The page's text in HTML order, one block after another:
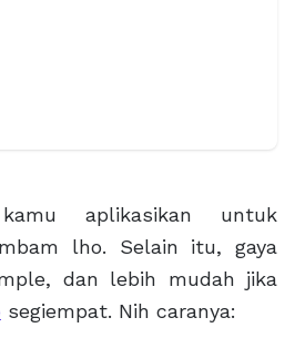
aplikasikan untuk
lho. Selain itu, gaya
dan lebih mudah jika
segiempat. Nih caranya: